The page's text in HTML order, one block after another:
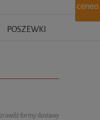
POSZEWKI
formy dostawy
ceneo